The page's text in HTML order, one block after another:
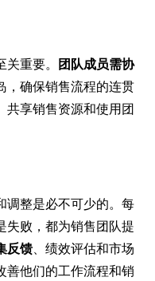
重要。
团队成员需协
，确保销售流程的连贯
共享销售资源和使用团
调整是必不可少的。每
失败，都为销售团队提
反馈、绩效评估和市场
善他们的工作流程和销